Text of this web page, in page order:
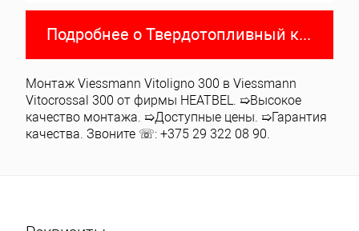
Подробнее о Твердотопливный котел Viessmann Vitoligno 300-C
Монтаж Viessmann Vitoligno 300 в Viessmann
Vitocrossal 300 от фирмы HEATBEL. ➯Высокое
качество монтажа. ➯Доступные цены. ➯Гарантия
качества. Звоните ☏: +375 29 322 08 90.